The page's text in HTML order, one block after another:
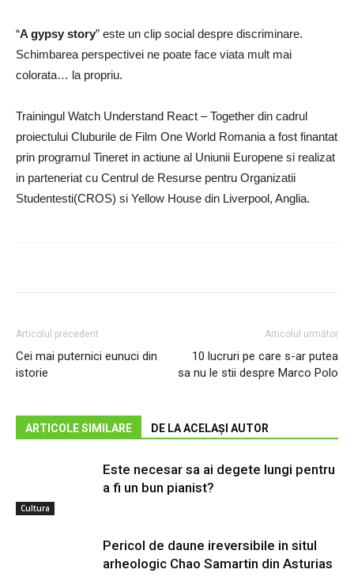
“A gypsy story” este un clip social despre discriminare.
Schimbarea perspectivei ne poate face viata mult mai
colorata… la propriu.
Trainingul Watch Understand React – Together din cadrul
proiectului Cluburile de Film One World Romania a fost finantat
prin programul Tineret in actiune al Uniunii Europene si realizat
in parteneriat cu Centrul de Resurse pentru Organizatii
Studentesti(CROS) si Yellow House din Liverpool, Anglia.
Articolul precedent
Cei mai puternici eunuci din
istorie
Articolul următor
10 lucruri pe care s-ar putea
sa nu le stii despre Marco Polo
ARTICOLE SIMILARE DE LA ACELAȘI AUTOR
Cultura
Este necesar sa ai degete lungi pentru
a fi un bun pianist?
Pericol de daune ireversibile in situl
arheologic Chao Samartin din Asturias